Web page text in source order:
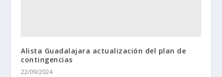
Alista Guadalajara actualización del plan de
contingencias
22/09/2024